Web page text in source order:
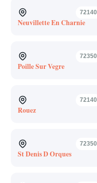
72140
Neuvillette En Charnie
72350
Poille Sur Vegre
72140
Rouez
72350
St Denis D Orques